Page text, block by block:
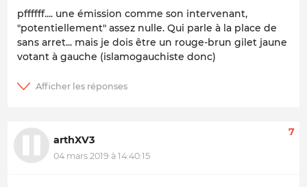
pffffff.... une émission comme son intervenant,
"potentiellement" assez nulle. Qui parle à la place de
sans arret... mais je dois être un rouge-brun gilet jaune
votant à gauche (islamogauchiste donc)
arthXV3
04 mars 2019 à 14:40:15
7